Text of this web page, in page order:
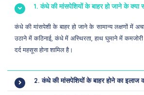
1. कंधे की मांसपेशियों के बाहर हो जाने के क्या
कंधे की मांसपेशी के बाहर हो जाने के सामान्य लक्षणों में
उठाने में कठिनाई, कंधे में अस्थिरता, हाथ घुमाने में
दर्द महसूस होना शामिल है।
2. कंधे की मांसपेशियों के बाहर होने का इलाज